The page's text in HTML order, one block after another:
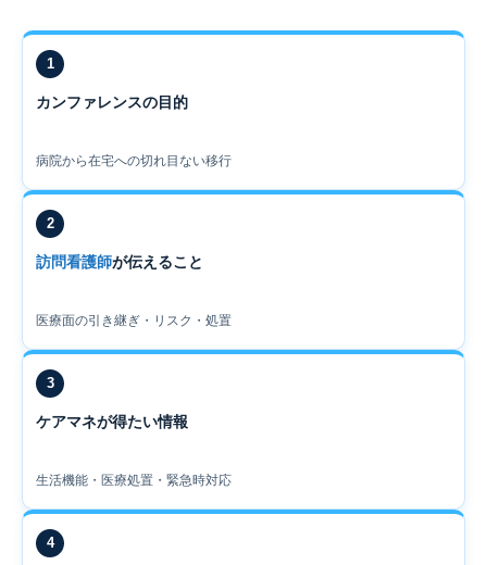
1
カンファレンスの目的
病院から在宅への切れ目ない移行
2
訪問看護師が伝えること
医療面の引き継ぎ・リスク・処置
3
ケアマネが得たい情報
生活機能・医療処置・緊急時対応
4